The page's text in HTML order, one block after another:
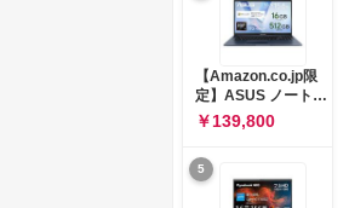
SSD512GB
Microsoft 365 試用
版 Windows11 バッ
テリー駆動12.6時間
重量1.39kg ルナグレ
ー 83K9003JJP ノー
トPC
【Amazon.co.jp限
定】ASUS ノートパ
ソコン Vivobook 15
M1502NAQ 15.6イ
ンチ AMD Ryzen 7
170 メモリ16GB
SSD 512GB
￥139,800
5